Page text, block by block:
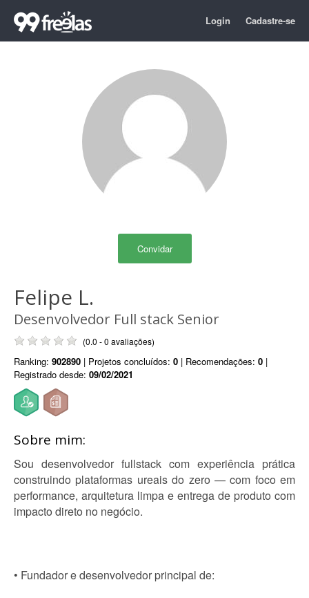
Login Cadastre-se
Convidar
Felipe L.
Desenvolvedor Full stack Senior
(0.0 - 0 avaliações)
Ranking: 902890 | Projetos concluídos: 0 | Recomendações: 0 |
Registrado desde: 09/02/2021
Sobre mim:
Sou desenvolvedor fullstack com experiência prática
construindo plataformas ureais do zero — com foco em
performance, arquitetura limpa e entrega de produto com
impacto direto no negócio.
• Fundador e desenvolvedor principal de: